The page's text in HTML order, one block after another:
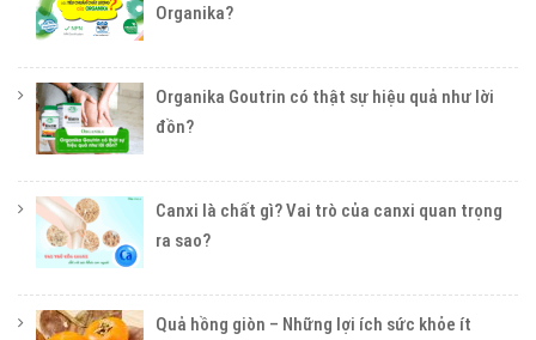
Organika?
Organika Goutrin có thật sự hiệu quả như lời
đồn?
Canxi là chất gì? Vai trò của canxi quan trọng
ra sao?
Quả hồng giòn – Những lợi ích sức khỏe ít